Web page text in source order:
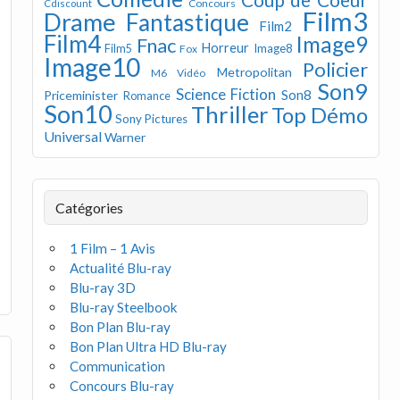
Cdiscount Concours
Drame Fantastique Film2 Film3
Film4 Film5 Fnac Fox Horreur Image8 Image9
Image10 M6 Vidéo Metropolitan Policier
Priceminister Romance Science Fiction Son8 Son9
Son10 Sony Pictures ThrillerTop Démo
UniversalWarner
Catégories
1 Film – 1 Avis
Actualité Blu-ray
Blu-ray 3D
Blu-ray Steelbook
Bon Plan Blu-ray
Bon Plan Ultra HD Blu-ray
Communication
Concours Blu-ray